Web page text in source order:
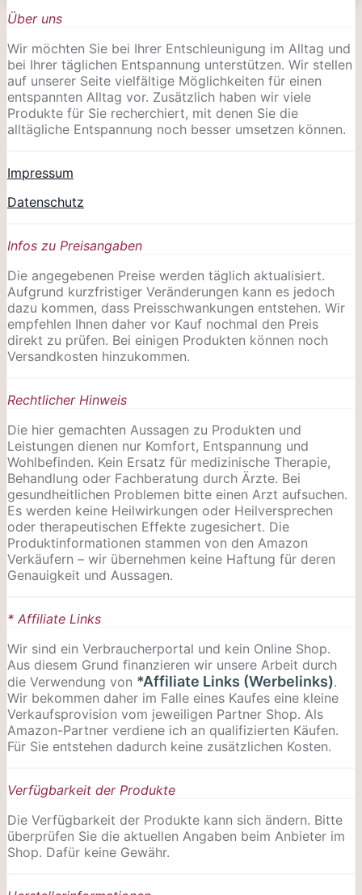
Über uns
Wir möchten Sie bei Ihrer Entschleunigung im Alltag und
bei Ihrer täglichen Entspannung unterstützen. Wir stellen
auf unserer Seite vielfältige Möglichkeiten für einen
entspannten Alltag vor. Zusätzlich haben wir viele
Produkte für Sie recherchiert, mit denen Sie die
alltägliche Entspannung noch besser umsetzen können.
Impressum
Datenschutz
Infos zu Preisangaben
Die angegebenen Preise werden täglich aktualisiert.
Aufgrund kurzfristiger Veränderungen kann es jedoch
dazu kommen, dass Preisschwankungen entstehen. Wir
empfehlen Ihnen daher vor Kauf nochmal den Preis
direkt zu prüfen. Bei einigen Produkten können noch
Versandkosten hinzukommen.
Rechtlicher Hinweis
Die hier gemachten Aussagen zu Produkten und
Leistungen dienen nur Komfort, Entspannung und
Wohlbefinden. Kein Ersatz für medizinische Therapie,
Behandlung oder Fachberatung durch Ärzte. Bei
gesundheitlichen Problemen bitte einen Arzt aufsuchen.
Es werden keine Heilwirkungen oder Heilversprechen
oder therapeutischen Effekte zugesichert. Die
Produktinformationen stammen von den Amazon
Verkäufern – wir übernehmen keine Haftung für deren
Genauigkeit und Aussagen.
* Affiliate Links
Wir sind ein Verbraucherportal und kein Online Shop.
Aus diesem Grund finanzieren wir unsere Arbeit durch
die Verwendung von *Affiliate Links (Werbelinks).
Wir bekommen daher im Falle eines Kaufes eine kleine
Verkaufsprovision vom jeweiligen Partner Shop. Als
Amazon-Partner verdiene ich an qualifizierten Käufen.
Für Sie entstehen dadurch keine zusätzlichen Kosten.
Verfügbarkeit der Produkte
Die Verfügbarkeit der Produkte kann sich ändern. Bitte
überprüfen Sie die aktuellen Angaben beim Anbieter im
Shop. Dafür keine Gewähr.